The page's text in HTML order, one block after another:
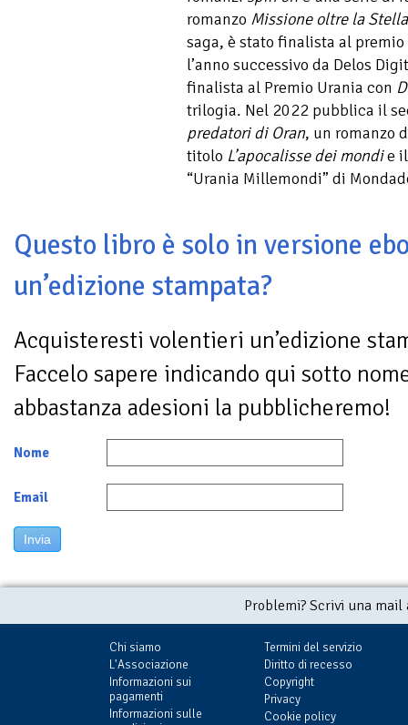
romanzo Missione oltre la
saga, è stato finalista al
l’anno successivo da Delos
finalista al Premio Urania con
trilogia. Nel 2022 pubblica il
predatori di Oran, un romanzo
titolo L’apocalisse dei mondie
“Urania Millemondi” di
Questo libro è solo in versione
un’edizione stampata?
Acquisteresti volentieri un’edizione
Faccelo sapere indicando qui sotto
abbastanza adesioni la pubblicheremo!
Nome
Email
Invia
Problemi? Scrivi una
Chi siamo
L'Associazione
Informazioni sui
pagamenti
Informazioni sulle
Termini del servizio
Diritto di recesso
Copyright
Privacy
Cookie policy